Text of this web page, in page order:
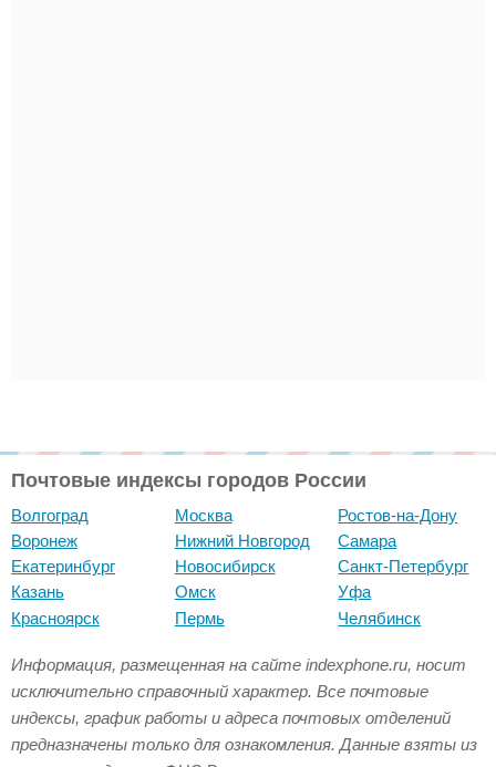
Почтовые индексы городов России
Волгоград
Воронеж
Екатеринбург
Казань
Красноярск
Москва
Нижний Новгород
Новосибирск
Омск
Пермь
Ростов-на-Дону
Самара
Санкт-Петербург
Уфа
Челябинск
Информация, размещенная на сайте indexphone.ru, носит
исключительно справочный характер. Все почтовые
индексы, график работы и адреса почтовых отделений
предназначены только для ознакомления. Данные взяты из